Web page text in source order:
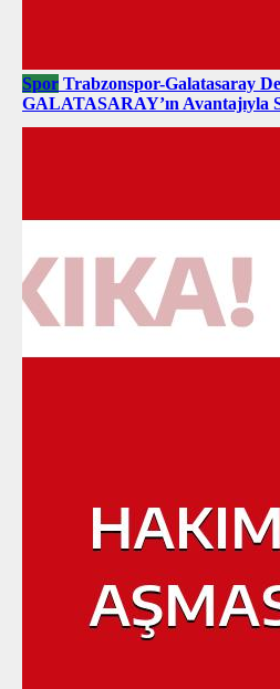
Spor Trabzonspor-Galatasaray
GALATASARAY’ın Avantajıyla